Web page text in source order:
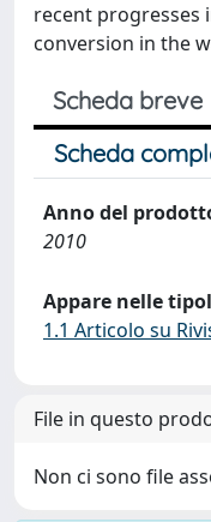
recent progresses
conversion in the
Scheda breve
Scheda
Anno del
2010
Appare nelle
1.1 Articolo su
File in questo
Non ci sono file